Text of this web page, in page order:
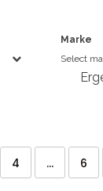
Marke
Select
4 ... 6